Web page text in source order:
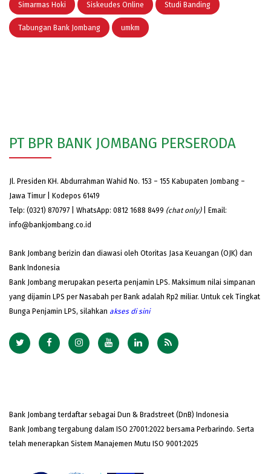
Simarmas Hoki Siskeudes Online Studi Banding
Tabungan Bank Jombang umkm
PT BPR BANK JOMBANG PERSERODA
Jl. Presiden KH. Abdurrahman Wahid No. 153 – 155 Kabupaten Jombang –
Jawa Timur | Kodepos 61419
Telp: (0321) 870797 | WhatsApp: 0812 1688 8499 (chat only)| Email:
info@bankjombang.co.id
Bank Jombang berizin dan diawasi oleh Otoritas Jasa Keuangan (OJK) dan
Bank Indonesia
Bank Jombang merupakan peserta penjamin LPS. Maksimum nilai simpanan
yang dijamin LPS per Nasabah per Bank adalah Rp2 miliar. Untuk cek Tingkat
Bunga Penjamin LPS, silahkan akses di sini
Bank Jombang terdaftar sebagai Dun & Bradstreet (DnB) Indonesia
Bank Jombang tergabung dalam ISO 27001:2022 bersama Perbarindo. Serta
telah menerapkan Sistem Manajemen Mutu ISO 9001:2025